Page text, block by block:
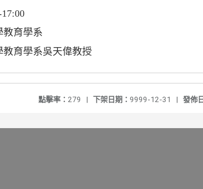
教育學系
教育學系吳天偉教授
發佈
下架日期： 9999-12-31 |
點擊率： 279 |